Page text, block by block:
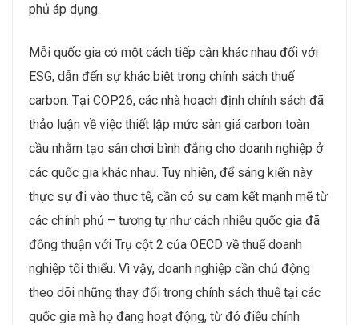
phủ áp dụng.
Mỗi quốc gia có một cách tiếp cận khác nhau đối với
ESG, dẫn đến sự khác biệt trong chính sách thuế
carbon. Tại COP26, các nhà hoạch định chính sách đã
thảo luận về việc thiết lập mức sàn giá carbon toàn
cầu nhằm tạo sân chơi bình đẳng cho doanh nghiệp ở
các quốc gia khác nhau. Tuy nhiên, để sáng kiến này
thực sự đi vào thực tế, cần có sự cam kết mạnh mẽ từ
các chính phủ – tương tự như cách nhiều quốc gia đã
đồng thuận với Trụ cột 2 của OECD về thuế doanh
nghiệp tối thiểu. Vì vậy, doanh nghiệp cần chủ động
theo dõi những thay đổi trong chính sách thuế tại các
quốc gia mà họ đang hoạt động, từ đó điều chỉnh